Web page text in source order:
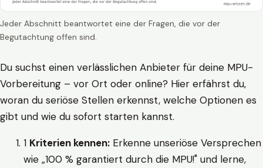
Jeder Abschnitt beantwortet eine der Fragen, die vor der
Begutachtung offen sind.
Du suchst einen verlässlichen Anbieter für deine MPU-
Vorbereitung – vor Ort oder online? Hier erfährst du,
woran du seriöse Stellen erkennst, welche Optionen es
gibt und wie du sofort starten kannst.
1 Kriterien kennen: Erkenne unseriöse Versprechen
wie „100 % garantiert durch die MPU!" und lerne,